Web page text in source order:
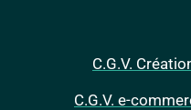
C.G.V.
C.G.V. e-